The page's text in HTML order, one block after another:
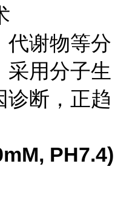
代谢物等分
采用分子生
诊断，正趋
PH7.4)